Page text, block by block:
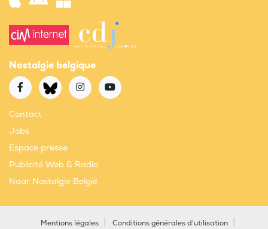
Nostalgie belgique
Contact
Jobs
Espace presse
Publicité Web & Radio
Naar Nostalgie België
Mentions légales Conditions générales d'utilisation